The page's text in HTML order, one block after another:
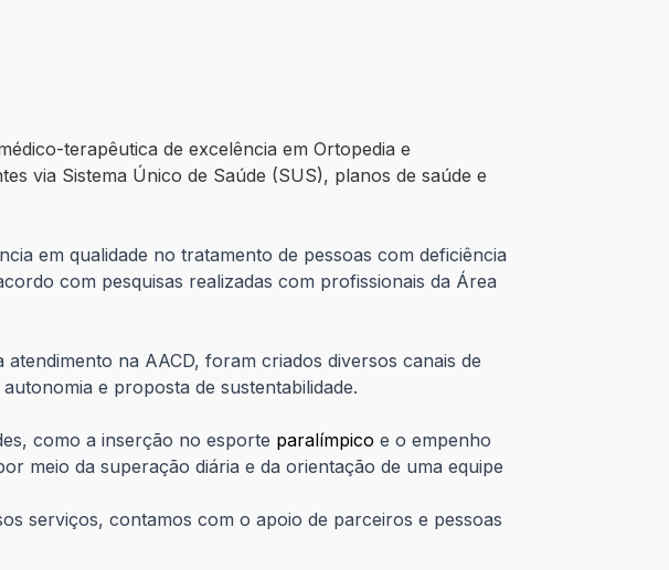
terapêutica de excelência em Ortopedia e
via Sistema Único de Saúde (SUS), planos de saúde e
em qualidade no tratamento de pessoas com deficiência
com pesquisas realizadas com profissionais da Área
na AACD, foram criados diversos canais de
e proposta de sustentabilidade.
como a inserção no esporte paralímpico e o empenho
meio da superação diária e da orientação de uma equipe
serviços, contamos com o apoio de parceiros e pessoas